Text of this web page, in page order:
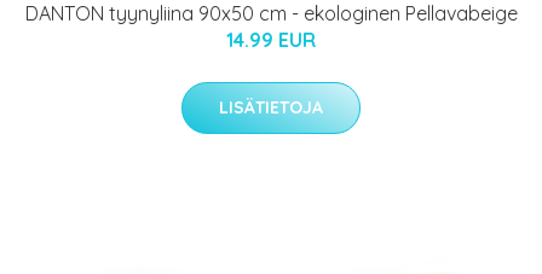
DANTON tyynyliina 90x50 cm - ekologinen Pellavabeige
14.99 EUR
LISÄTIETOJA